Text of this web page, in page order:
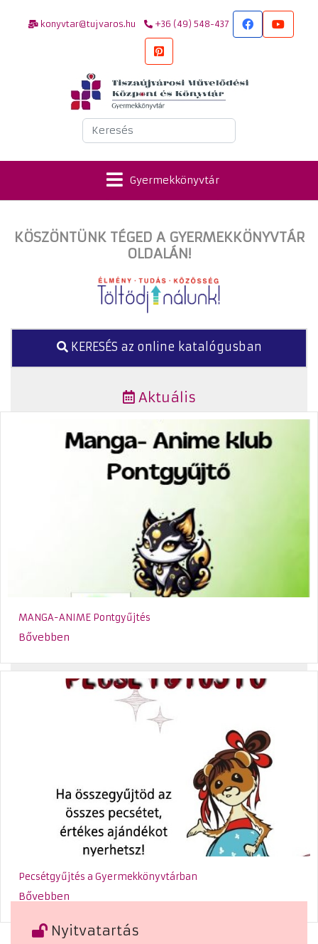
konyvtar@tujvaros.hu +36 (49) 548-437
Keresés
Gyermekkönyvtár
KÖSZÖNTÜNK TÉGED A GYERMEKKÖNYVTÁR
OLDALÁN!
KERESÉS az online katalógusban
Aktuális
MANGA-ANIME Pontgyűjtés
Bővebben
Pecsétgyűjtés a Gyermekkönyvtárban
Bővebben
Nyitvatartás